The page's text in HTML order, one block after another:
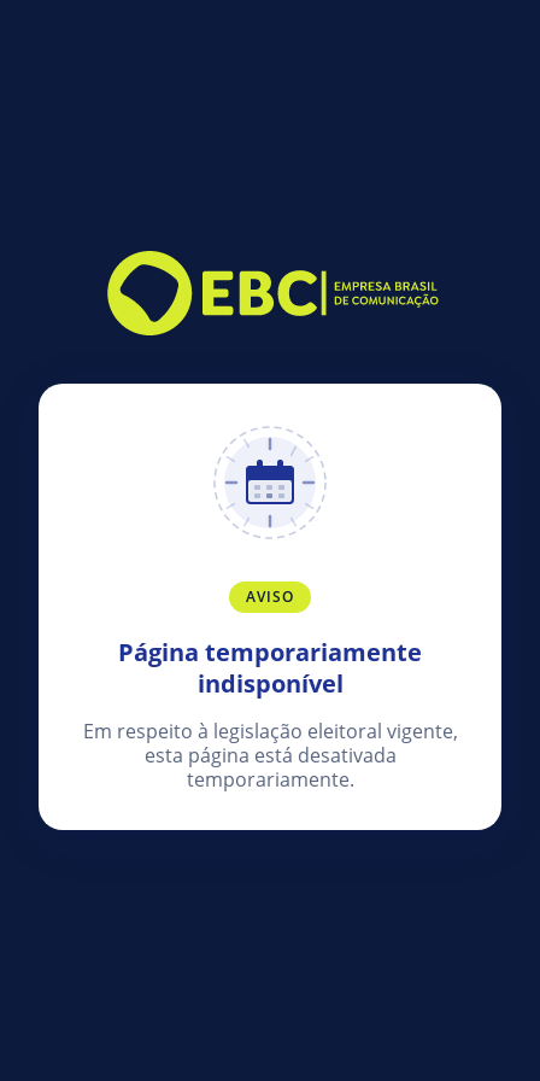
AVISO
Página temporariamente
indisponível
Em respeito à legislação eleitoral vigente,
esta página está desativada
temporariamente.